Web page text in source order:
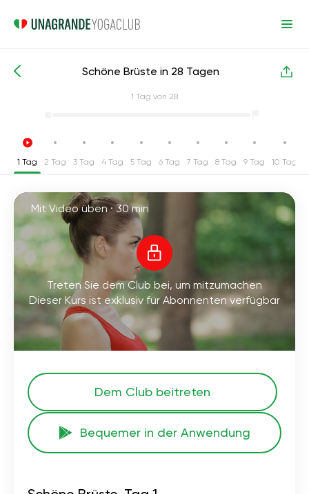
Intensive Yoga-Kurse Brust
Schöne Brüste in 28 Tagen
1 Tag von 28
1 Tag 2 Tag 3 Tag 4 Tag 5 Tag 6 Tag 7 Tag 8 Tag 9 Tag 10 Tag
Mit Video üben ·30 min
Treten Sie dem Club bei, um mitzumachen
Dieser Kurs ist exklusiv für Abonnenten verfügbar
Dem Club beitreten
Bequemer in der Anwendung